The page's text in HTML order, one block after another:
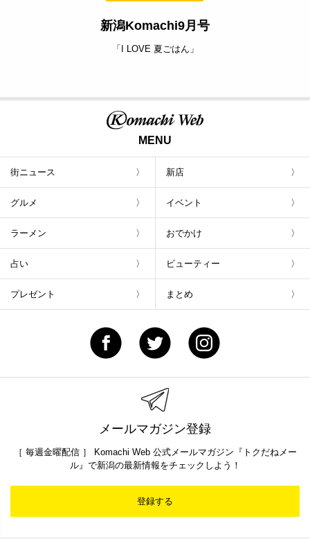
新潟Komachi9月号
「I LOVE 夏ごはん」
MENU
街ニュース 新店
グルメ イベント
ラーメン おでかけ
占い ビューティー
プレゼント まとめ
メールマガジン登録
［ 毎週金曜配信 ］ Komachi Web 公式メールマガジン『トクだねメー
ル』で新潟の最新情報をチェックしよう！
登録する